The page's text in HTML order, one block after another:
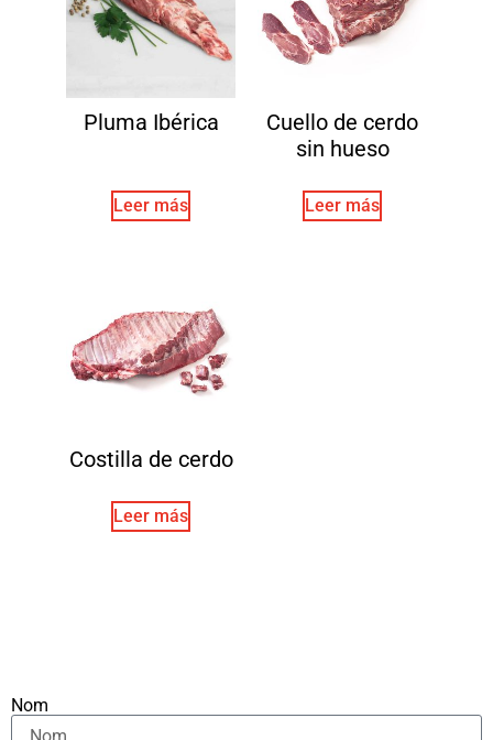
Pluma Ibérica
Leer más
Cuello de cerdo
sin hueso
Leer más
Costilla de cerdo
Leer más
Nom